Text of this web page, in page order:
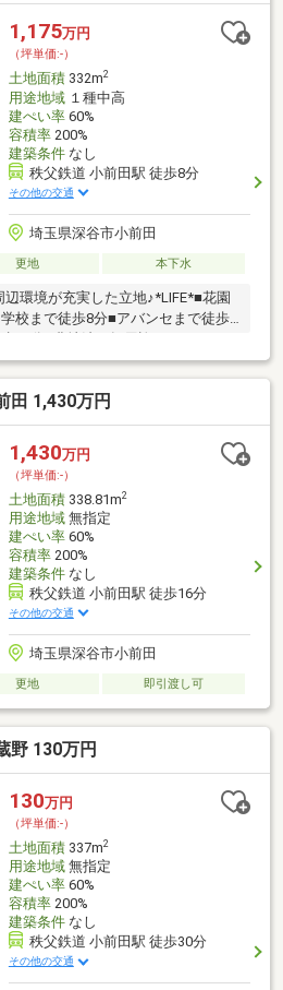
1,175万円
（坪単価:-）
土地面積332m2
用途地域１種中高
建ぺい率60%
容積率200%
建築条件なし
秩父鉄道 小前田駅 徒歩8分
その他の交通
埼玉県深谷市小前田
更地 本下水
環境が充実した立地♪*LIFE*■花園
校まで徒歩8分■アバンセまで徒歩
10分※農地法の転用許可を要する※
要する※受益者負担金(㎡=650
バックを要する(一方後退)※西側約
)ファイブイズホームではあなたの
になれるよう、不動産情報を豊富
検討ください。
田 1,430万円
1,430万円
（坪単価:-）
土地面積338.81m2
用途地域無指定
建ぺい率60%
容積率200%
建築条件なし
秩父鉄道 小前田駅 徒歩16分
その他の交通
埼玉県深谷市小前田
更地 即引渡し可
野 130万円
130万円
（坪単価:-）
土地面積337m2
用途地域無指定
建ぺい率60%
容積率200%
建築条件なし
秩父鉄道 小前田駅 徒歩30分
その他の交通